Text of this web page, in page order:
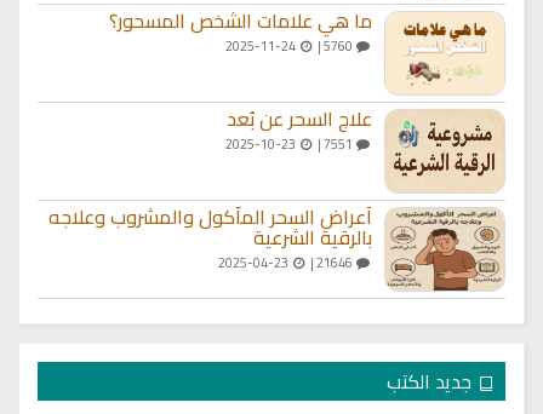
ما هي علامات الشخص المسحور؟
2025-11-24
علاج السحر عن بُعد
أعراض السحر المأكول والمشروب وعلاجه
بالرقية الشرعية
جديد الكتب